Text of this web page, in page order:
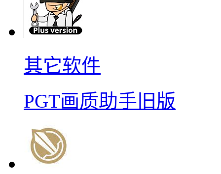
其它软件
PGT画质助手旧版